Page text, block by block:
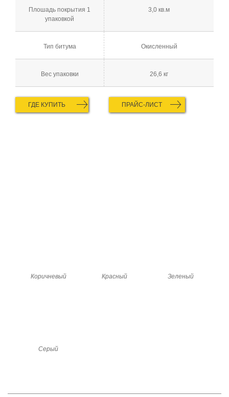
Плошадь покрытия 1
упаковкой
3,0 кв.м
Тип битума Окисленный
Вес упаковки 26,6 кг
ГДЕ КУПИТЬ ПРАЙС-ЛИСТ
Коричневый Красный Зеленый
Серый